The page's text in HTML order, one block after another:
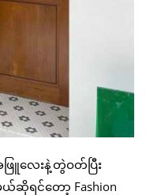
ဖြူလေးနဲ့တွဲဝတ်ပြီး
ဆိုရင်တော့ Fashion